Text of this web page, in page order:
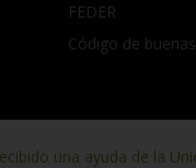
FEDER
Código de
una ayuda de la